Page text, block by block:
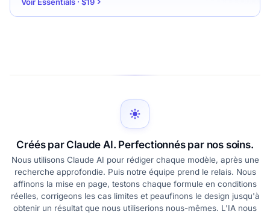
Voir Essentials · $19
Créés par Claude AI. Perfectionnés par nos soins.
Nous utilisons Claude AI pour rédiger chaque modèle, après une
recherche approfondie. Puis notre équipe prend le relais. Nous
affinons la mise en page, testons chaque formule en conditions
réelles, corrigeons les cas limites et peaufinons le design jusqu'à
obtenir un résultat que nous utiliserions nous-mêmes. L'IA nous